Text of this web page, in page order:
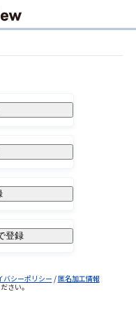
登録
バシーポリシー /匿名加工情報
さい。